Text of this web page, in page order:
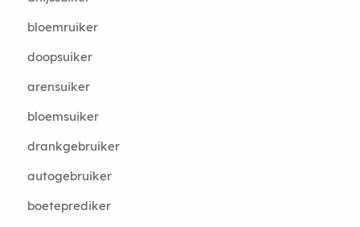
bloemruiker
doopsuiker
arensuiker
bloemsuiker
drankgebruiker
autogebruiker
boeteprediker